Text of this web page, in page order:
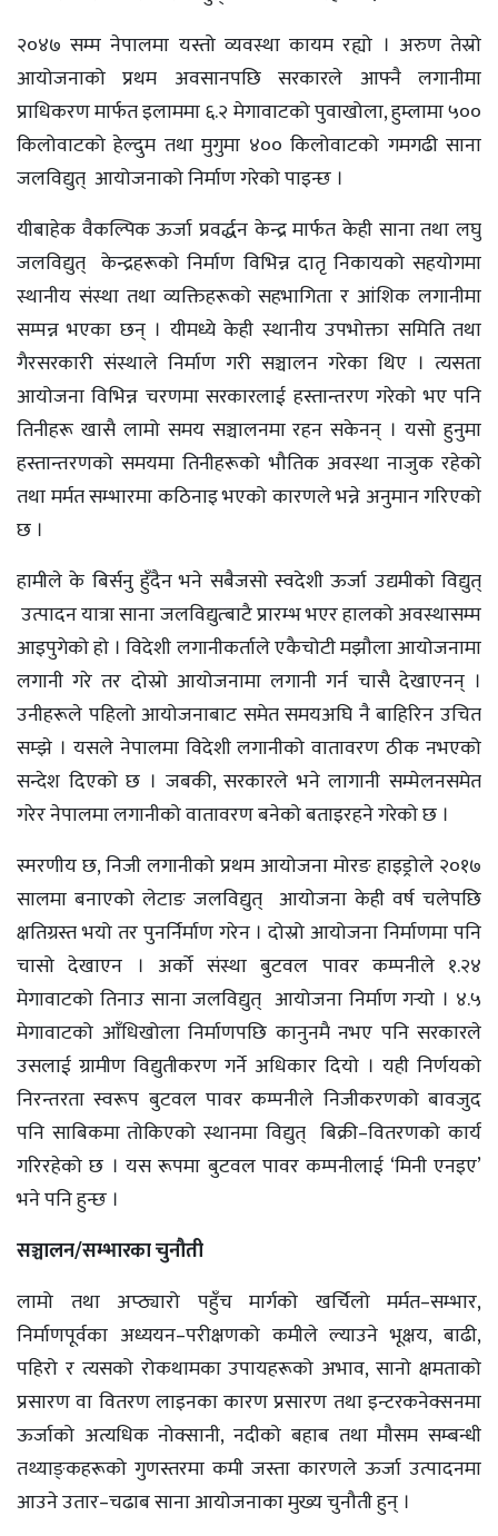
२०४७ सम्म नेपालमा यस्तो व्यवस्था कायम रह्यो । अरुण तेस्रो
आयोजनाको प्रथम अवसानपछि सरकारले आफ्नै लगानीमा
प्राधिकरण मार्फत इलाममा ६.२ मेगावाटको पुवाखोला, हुम्लामा ५००
किलोवाटको हेल्दुम तथा मुगुमा ४०० किलोवाटको गमगढी साना
जलविद्युत् आयोजनाको निर्माण गरेको पाइन्छ ।
यीबाहेक वैकल्पिक ऊर्जा प्रवर्द्धन केन्द्र मार्फत केही साना तथा लघु
जलविद्युत् केन्द्रहरूको निर्माण विभिन्न दातृ निकायको सहयोगमा
स्थानीय संस्था तथा व्यक्तिहरूको सहभागिता र आंशिक लगानीमा
सम्पन्न भएका छन् । यीमध्ये केही स्थानीय उपभोक्ता समिति तथा
गैरसरकारी संस्थाले निर्माण गरी सञ्चालन गरेका थिए । त्यसता
आयोजना विभिन्न चरणमा सरकारलाई हस्तान्तरण गरेको भए पनि
तिनीहरू खासै लामो समय सञ्चालनमा रहन सकेनन् । यसो हुनुमा
हस्तान्तरणको समयमा तिनीहरूको भौतिक अवस्था नाजुक रहेको
तथा मर्मत सम्भारमा कठिनाइ भएको कारणले भन्ने अनुमान गरिएको
छ ।
हामीले के बिर्सनु हुँदैन भने सबैजसो स्वदेशी ऊर्जा उद्यमीको विद्युत्
उत्पादन यात्रा साना जलविद्युत्बाटै प्रारम्भ भएर हालको अवस्थासम्म
आइपुगेको हो । विदेशी लगानीकर्ताले एकैचोटी मझौला आयोजनामा
लगानी गरे तर दोस्रो आयोजनामा लगानी गर्न चासै देखाएनन् ।
उनीहरूले पहिलो आयोजनाबाट समेत समयअघि नै बाहिरिन उचित
सम्झे । यसले नेपालमा विदेशी लगानीको वातावरण ठीक नभएको
सन्देश दिएको छ । जबकी, सरकारले भने लागानी सम्मेलनसमेत
गरेर नेपालमा लगानीको वातावरण बनेको बताइरहने गरेको छ ।
स्मरणीय छ, निजी लगानीको प्रथम आयोजना मोरङ हाइड्रोले २०१७
सालमा बनाएको लेटाङ जलविद्युत् आयोजना केही वर्ष चलेपछि
क्षतिग्रस्त भयो तर पुनर्निर्माण गरेन । दोस्रो आयोजना निर्माणमा पनि
चासो देखाएन । अर्को संस्था बुटवल पावर कम्पनीले १.२४
मेगावाटको तिनाउ साना जलविद्युत् आयोजना निर्माण गर्‍यो । ४.५
मेगावाटको आँधिखोला निर्माणपछि कानुनमै नभए पनि सरकारले
उसलाई ग्रामीण विद्युतीकरण गर्ने अधिकार दियो । यही निर्णयको
निरन्तरता स्वरूप बुटवल पावर कम्पनीले निजीकरणको बावजुद
पनि साबिकमा तोकिएको स्थानमा विद्युत् बिक्री–वितरणको कार्य
गरिरहेको छ । यस रूपमा बुटवल पावर कम्पनीलाई ‘मिनी एनइए’
भने पनि हुन्छ ।
सञ्चालन/सम्भारका चुनौती
लामो तथा अप्ठ्यारो पहुँच मार्गको खर्चिलो मर्मत–सम्भार,
निर्माणपूर्वका अध्ययन–परीक्षणको कमीले ल्याउने भूक्षय, बाढी,
पहिरो र त्यसको रोकथामका उपायहरूको अभाव, सानो क्षमताको
प्रसारण वा वितरण लाइनका कारण प्रसारण तथा इन्टरकनेक्सनमा
ऊर्जाको अत्यधिक नोक्सानी, नदीको बहाब तथा मौसम सम्बन्धी
तथ्याङ्‌कहरूको गुणस्तरमा कमी जस्ता कारणले ऊर्जा उत्पादनमा
आउने उतार–चढाब साना आयोजनाका मुख्य चुनौती हुन् ।